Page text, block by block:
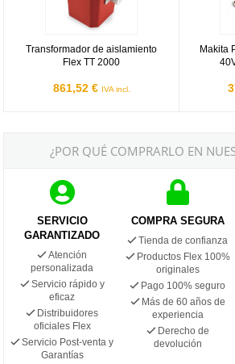
Transformador de aislamiento
Flex TT 2000
861,52 € IVA incl.
Makita
¿POR QUÉ COMPRARLO EN
SERVICIO
GARANTIZADO
Atención
personalizada
Servicio rápido y
eficaz
Distribuidores
oficiales Flex
Servicio Post-venta y
Garantías
COMPRA SEGURA
Tienda de confianza
Productos Flex 100%
originales
Pago 100% seguro
Más de 60 años de
experiencia
Derecho de
devolución